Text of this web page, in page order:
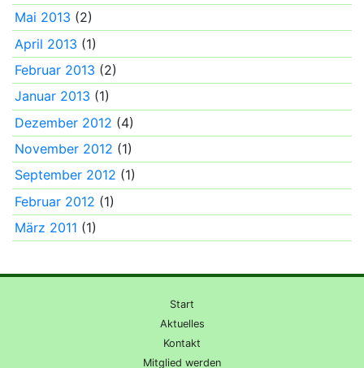
Mai 2013 (2)
April 2013 (1)
Februar 2013 (2)
Januar 2013 (1)
Dezember 2012 (4)
November 2012 (1)
September 2012 (1)
Februar 2012 (1)
März 2011 (1)
Start
Aktuelles
Kontakt
Mitglied werden